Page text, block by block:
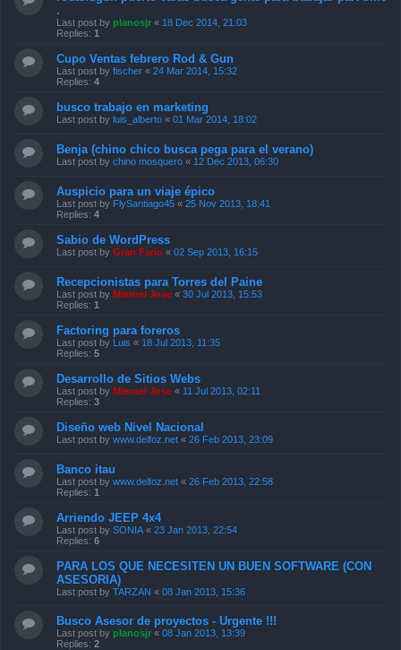
.
Last post by planosjr « 18 Dec 2014, 21:03
Replies: 1
Cupo Ventas febrero Rod & Gun
Last post by fischer « 24 Mar 2014, 15:32
Replies: 4
busco trabajo en marketing
Last post by luis_alberto « 01 Mar 2014, 18:02
Benja (chino chico busca pega para el verano)
Last post by chino mosquero « 12 Dec 2013, 06:30
Auspicio para un viaje épico
Last post by FlySantiago45 « 25 Nov 2013, 18:41
Replies: 4
Sabio de WordPress
Last post by Gran Fario « 02 Sep 2013, 16:15
Recepcionistas para Torres del Paine
Last post by Manuel Jose « 30 Jul 2013, 15:53
Replies: 1
Factoring para foreros
Last post by Luis « 18 Jul 2013, 11:35
Replies: 5
Desarrollo de Sitios Webs
Last post by Manuel Jose « 11 Jul 2013, 02:11
Replies: 3
Diseño web Nivel Nacional
Last post by www.delfoz.net « 26 Feb 2013, 23:09
Banco itau
Last post by www.delfoz.net « 26 Feb 2013, 22:58
Replies: 1
Arriendo JEEP 4x4
Last post by SONIA « 23 Jan 2013, 22:54
Replies: 6
PARA LOS QUE NECESITEN UN BUEN SOFTWARE (CON
ASESORIA)
Last post by TARZAN « 08 Jan 2013, 15:36
Busco Asesor de proyectos - Urgente !!!
Last post by planosjr « 08 Jan 2013, 13:39
Replies: 2